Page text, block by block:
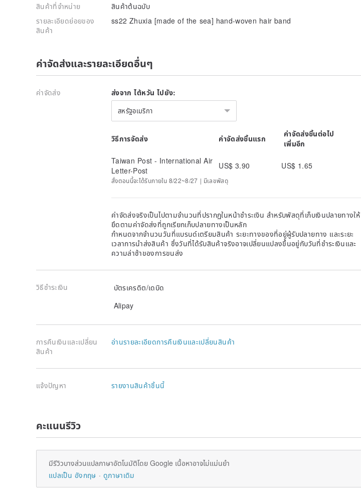
สินค้าที่จำหน่าย
สินค้าต้นฉบับ
รายละเอียดย่อยของ
สินค้า
ss22 Zhuxia [made of the sea] hand-woven hair band
ค่าจัดส่งและรายละเอียดอื่นๆ
ค่าจัดส่ง ส่งจาก ไต้หวัน ไปยัง:
สหรัฐอเมริกา
วิธีการจัดส่ง ค่าจัดส่งชิ้นแรก
ค่าจัดส่งชิ้นต่อไป
เพิ่มอีก
Taiwan Post - International Air
Letter-Post
US$ 3.90 US$ 1.65
สั่งตอนนี้จะได้รับภายใน 8/22~8/27 | มีเลขพัสดุ
ค่าจัดส่งจริงเป็นไปตามจำนวนที่ปรากฏในหน้าชำระเงิน สำหรับพัสดุที่เก็บเงินปลายทางให้
ยึดตามค่าจัดส่งที่ถูกเรียกเก็บปลายทางเป็นหลัก
กำหนดจากจำนวนวันที่แบรนด์เตรียมสินค้า ระยะทางของที่อยู่ผู้รับปลายทาง และระยะ
เวลาการนำส่งสินค้า ซึ่งวันที่ได้รับสินค้าจริงอาจเปลี่ยนแปลงขึ้นอยู่กับวันที่ชำระเงินและ
ความล่าช้าของการขนส่ง
วิธีชำระเงิน
บัตรเครดิต/เดบิด
Alipay
การคืนเงินและเปลี่ยน
สินค้า
อ่านรายละเอียดการคืนเงินและเปลี่ยนสินค้า
แจ้งปัญหา รายงานสินค้าชิ้นนี้
คะแนนรีวิว
มีรีวิวบางส่วนแปลภาษาอัตโนมัติโดย Google เนื้อหาอาจไม่แม่นยำ
แปลเป็น อังกฤษ
ดูภาษาเดิม